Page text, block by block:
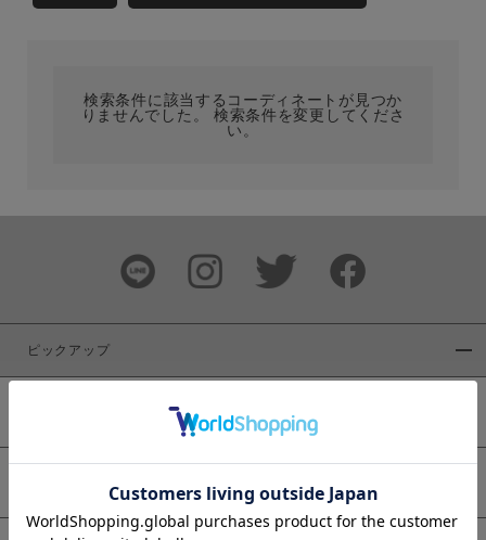
ブランド
検索条件に該当するコーディネートが見つか
りませんでした。 検索条件を変更してくださ
い。
ピックアップ